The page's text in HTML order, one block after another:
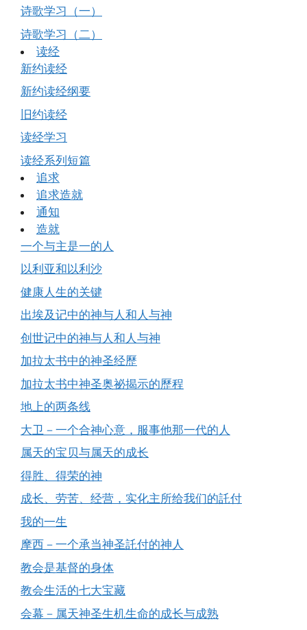
诗歌学习（一）
诗歌学习（二）
读经
新约读经
新约读经纲要
旧约读经
读经学习
读经系列短篇
追求
追求造就
通知
造就
一个与主是一的人
以利亚和以利沙
健康人生的关键
出埃及记中的神与人和人与神
创世记中的神与人和人与神
加拉太书中的神圣经歷
加拉太书中神圣奥祕揭示的歷程
地上的两条线
大卫－一个合神心意，服事他那一代的人
属天的宝贝与属天的成长
得胜、得荣的神
成长、劳苦、经营，实化主所给我们的託付
我的一生
摩西－一个承当神圣託付的神人
教会是基督的身体
教会生活的七大宝藏
会幕－属天神圣生机生命的成长与成熟